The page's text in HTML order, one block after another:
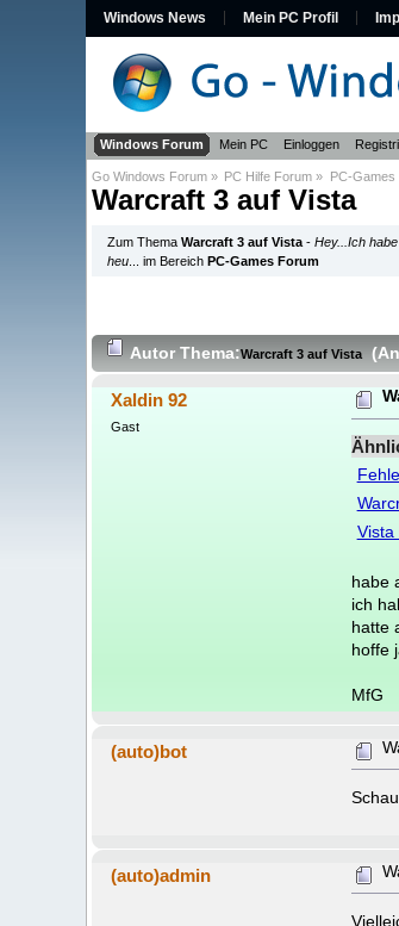
Windows News Mein PC Profil
Windows Forum Mein PC Einloggen
Go Windows Forum » PC Hilfe Forum » PC-Games
Warcraft 3 auf Vista
Zum ThemaWarcraft 3 auf Vista -Hey...Ich
heu ... im BereichPC-Games Forum
AutorThema:Warcraft 3 auf Vista
Xaldin 92
Gast
Vista
habe
ich
hatte
hoffe
MfG
(auto)bot
(auto)admin